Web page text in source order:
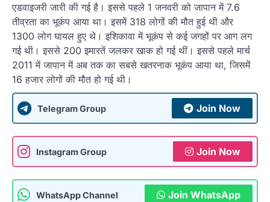
एडवाइजरी जारी की गई है। इससे पहले 1 जनवरी को जापान में 7.6
तीव्रता का भूकंप आया था। इसमें 318 लोगों की मौत हुई थी और
1300 लोग घायल हुए थे। इशिकावा में भूकंप से कई जगहों पर आग लग
गई थी। इससे 200 इमारतें जलकर खाक हो गई थीं। इससे पहले मार्च
2011 में जापान में अब तक का सबसे खतरनाक भूकंप आया था, जिसमें
16 हजार लोगों की मौत हो गई थी।
Telegram Group Join Now
Instagram Group Join Now
WhatsApp Channel Join WhatsApp